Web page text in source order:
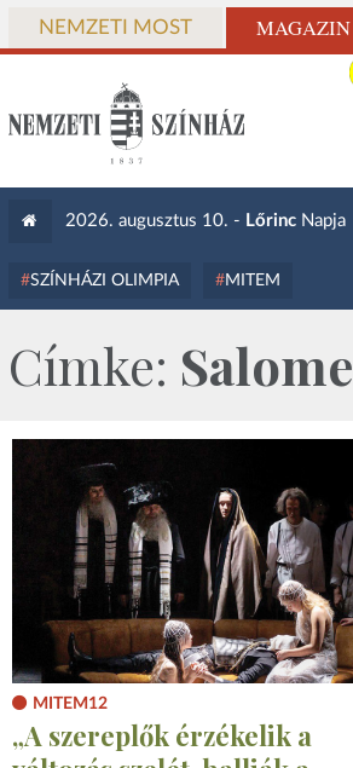
NEMZETI MOST MAGAZIN
2026. augusztus 10. - LőrincNapja
SZÍNHÁZI OLIMPIA MITEM
Címke: Salome
MITEM12
„A szereplők érzékelik a